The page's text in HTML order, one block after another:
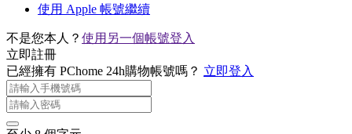
使用 Apple 帳號繼續
不是您本人？ 使用另一個帳號登入
立即註冊
已經擁有 PChome 24h購物帳號嗎？ 立即登入